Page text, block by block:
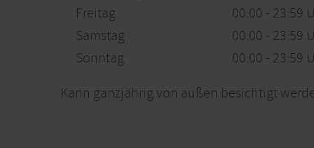
Freitag
00:00 - 23:59
Samstag
00:00 - 23:59
Sonntag
00:00 - 23:59
Kann ganzjährig von außen besichtigt